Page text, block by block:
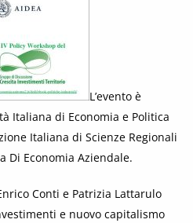
L’evento è
Italiana di Economia e Politica
Italiana di Scienze Regionali
Di Economia Aziendale.
Conti e Patrizia Lattarulo
e nuovo capitalismo